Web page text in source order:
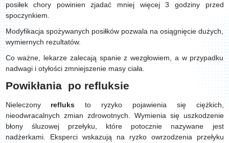
posiłek chory powinien zjadać mniej więcej 3 godziny przed
spoczynkiem.
Modyfikacja spożywanych posiłków pozwala na osiągnięcie dużych,
wymiernych rezultatów.
Co ważne, lekarze zalecają spanie z wezgłowiem, a w przypadku
nadwagi i otyłości zmniejszenie masy ciała.
Powikłania po refluksie
Nieleczony refluks to ryzyko pojawienia się ciężkich,
nieodwracalnych zmian zdrowotnych. Wymienia się uszkodzenie
błony śluzowej przełyku, które potocznie nazywane jest
nadżerkami. Eksperci wskazują na ryzko owrzodzenia przełyku